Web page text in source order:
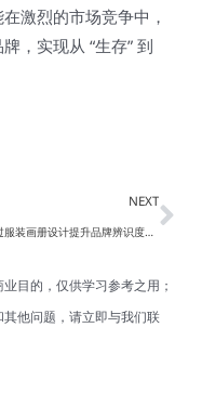
激烈的市场竞争中，
，实现从 “生存” 到
NEXT
如何通过服装画册设计提升品牌辨识度，以及为什么这能有效吸引目标客户？
目的，仅供学习参考之用；
他问题，请立即与我们联